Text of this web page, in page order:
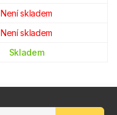
Není skladem
Není skladem
Skladem